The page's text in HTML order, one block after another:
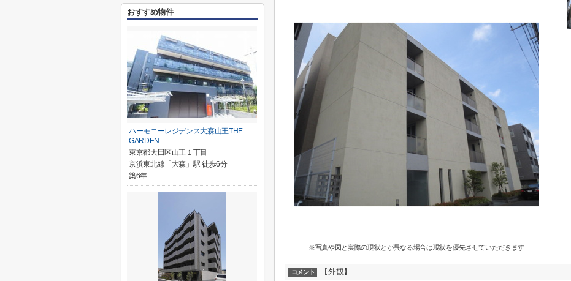
※写真や図と実際の現状とが異なる場合は現状を優先させていただきます
コメント 【外観】
おすすめ物件
ハーモニーレジデンス大森山王THE
GARDEN
東京都大田区山王１丁目
京浜東北線「大森」駅 徒歩6分
築6年